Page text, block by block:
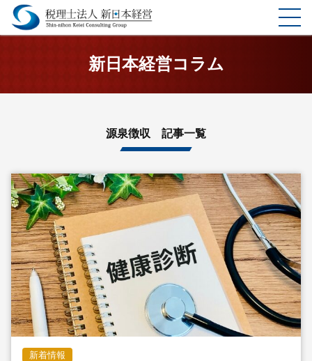
企業理念
お客様の声
事務所案内
コラム
採用情報
新日本経営コラム
源泉徴収 記事一覧
新着情報